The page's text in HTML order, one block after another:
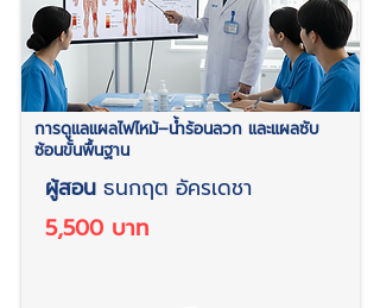
การดูแลแผลไฟไหม้–น้ำร้อนลวก และแผลซับ
ซ้อนขั้นพื้นฐาน
ผู้สอน ธนกฤต อัครเดชา
5,500 บาท